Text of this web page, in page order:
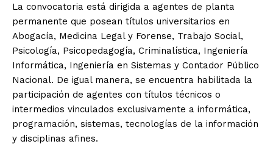
La convocatoria está dirigida a agentes de planta
permanente que posean títulos universitarios en
Abogacía, Medicina Legal y Forense, Trabajo Social,
Psicología, Psicopedagogía, Criminalística, Ingeniería
Informática, Ingeniería en Sistemas y Contador Público
Nacional. De igual manera, se encuentra habilitada la
participación de agentes con títulos técnicos o
intermedios vinculados exclusivamente a informática,
programación, sistemas, tecnologías de la información
y disciplinas afines.